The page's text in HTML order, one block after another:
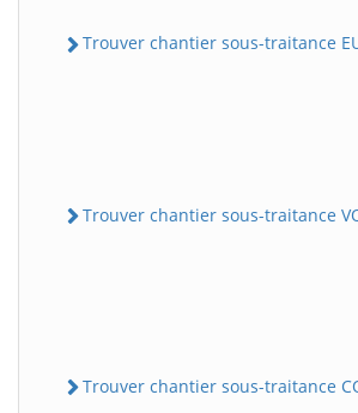
Trouver chantier sous-traitance
Trouver chantier sous-traitance
Trouver chantier sous-traitance